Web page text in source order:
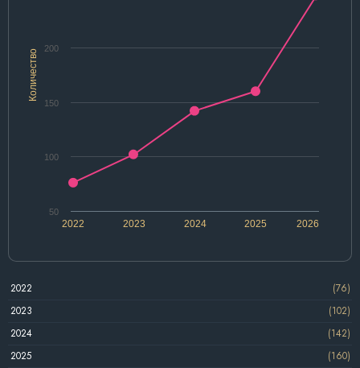
Количество
2022 2024 2026
2023 2025
50
100
150
200
2022
(76)
2023
(102)
2024
(142)
2025
(160)